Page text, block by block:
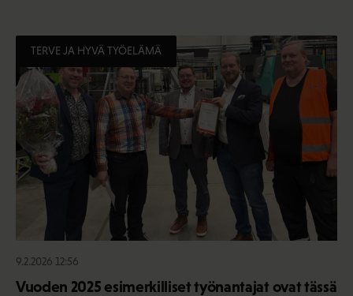
TERVE JA HYVÄ TYÖELÄMÄ
9.2.2026 12:56
Vuoden 2025 esimerkilliset työnantajat ovat tässä